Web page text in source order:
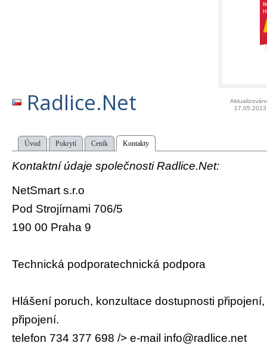
Radlice.Net
17.05.2013
Úvod Pokrytí Ceník Kontakty
Kontaktní údaje společnosti Radlice.Net:
NetSmart s.r.o
Pod Strojírnami 706/5
190 00 Praha 9
Technická podporatechnická podpora
Hlášení poruch, konzultace dostupnosti
připojení.
telefon 734 377 698 /> e-mail info@radlice.net